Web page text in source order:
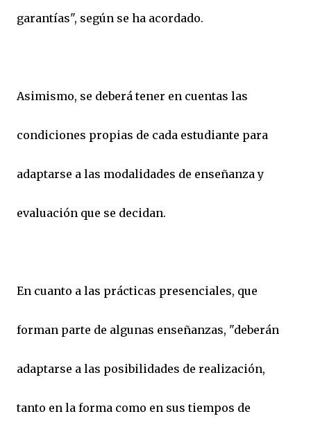
garantías", según se ha acordado.
Asimismo, se deberá tener en cuentas las
condiciones propias de cada estudiante para
adaptarse a las modalidades de enseñanza y
evaluación que se decidan.
En cuanto a las prácticas presenciales, que
forman parte de algunas enseñanzas, "deberán
adaptarse a las posibilidades de realización,
tanto en la forma como en sus tiempos de